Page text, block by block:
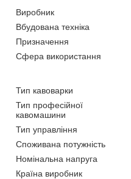
Виробник
Вбудована техніка
Призначення
Сфера використання
Тип кавоварки
Тип професійної
кавомашини
Тип управління
Споживана потужність
Номінальна напруга
Країна виробник